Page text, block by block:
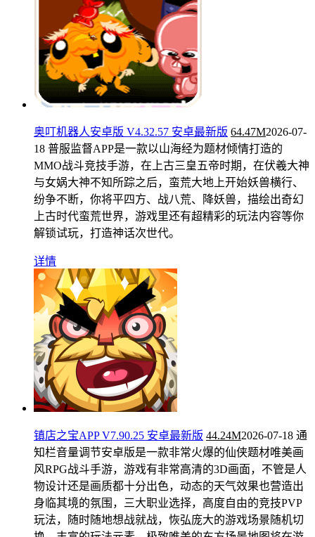
奥叮机器人安卓版 V4.32.57 安卓最新版 64.47M2026-07-
18 普服监督APP是一款以山海经为题材倾情打造的
MMO战斗竞技手游，在上古三皇五帝时期，在伏羲大神
与女娲大神不知所踪之后，蛮荒大地上开始妖兽横行、
纷争不断，你将平四方、战八荒、降妖兽，描绘出奇幻
上古时代蛮荒世界，游戏里还有超精彩的玩法内容等你
解锁试玩，打造神话次世代。
详情
镇店之宝APP V7.90.25 安卓最新版 44.24M2026-07-18 通
知栏音量调节安卓版是一款非常火爆的仙侠题材唯美画
风RPG战斗手游，游戏有非常高清的3D画面，不管是人
物设计还是画质都十分出色，动态的天气效果也营造出
身临其境的氛围，三大职业选择，高度自由的竞技PVP
玩法，随时随地想战就战，恢弘庞大的游戏场景随机切